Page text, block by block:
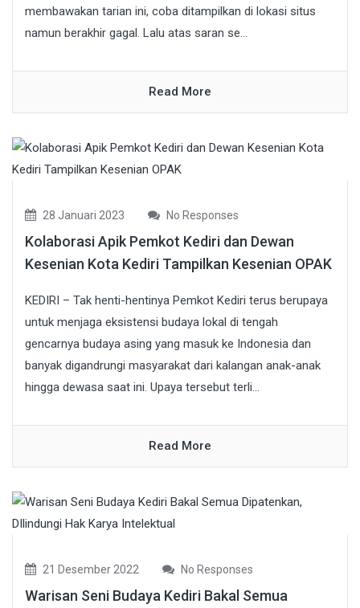
membawakan tarian ini, coba ditampilkan di lokasi situs
namun berakhir gagal. Lalu atas saran se...
Read More
28 Januari 2023 No Responses
Kolaborasi Apik Pemkot Kediri dan Dewan
Kesenian Kota Kediri Tampilkan Kesenian OPAK
KEDIRI – Tak henti-hentinya Pemkot Kediri terus berupaya
untuk menjaga eksistensi budaya lokal di tengah
gencarnya budaya asing yang masuk ke Indonesia dan
banyak digandrungi masyarakat dari kalangan anak-anak
hingga dewasa saat ini. Upaya tersebut terli...
Read More
21 Desember 2022 No Responses
Warisan Seni Budaya Kediri Bakal Semua